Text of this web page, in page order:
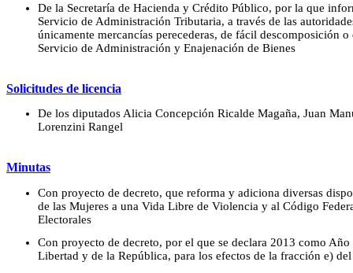
De la Secretaría de Hacienda y Crédito Público, por la que
Servicio de Administración Tributaria, a través de las
únicamente mercancías perecederas, de fácil descomposición
Servicio de Administración y Enajenación de Bienes
Solicitudes de licencia
De los diputados Alicia Concepción Ricalde Magaña, Juan
Lorenzini Rangel
Minutas
Con proyecto de decreto, que reforma y adiciona diversas
de las Mujeres a una Vida Libre de Violencia y al Código
Electorales
Con proyecto de decreto, por el que se declara 2013 como
Libertad y de la República, para los efectos de la fracción e)